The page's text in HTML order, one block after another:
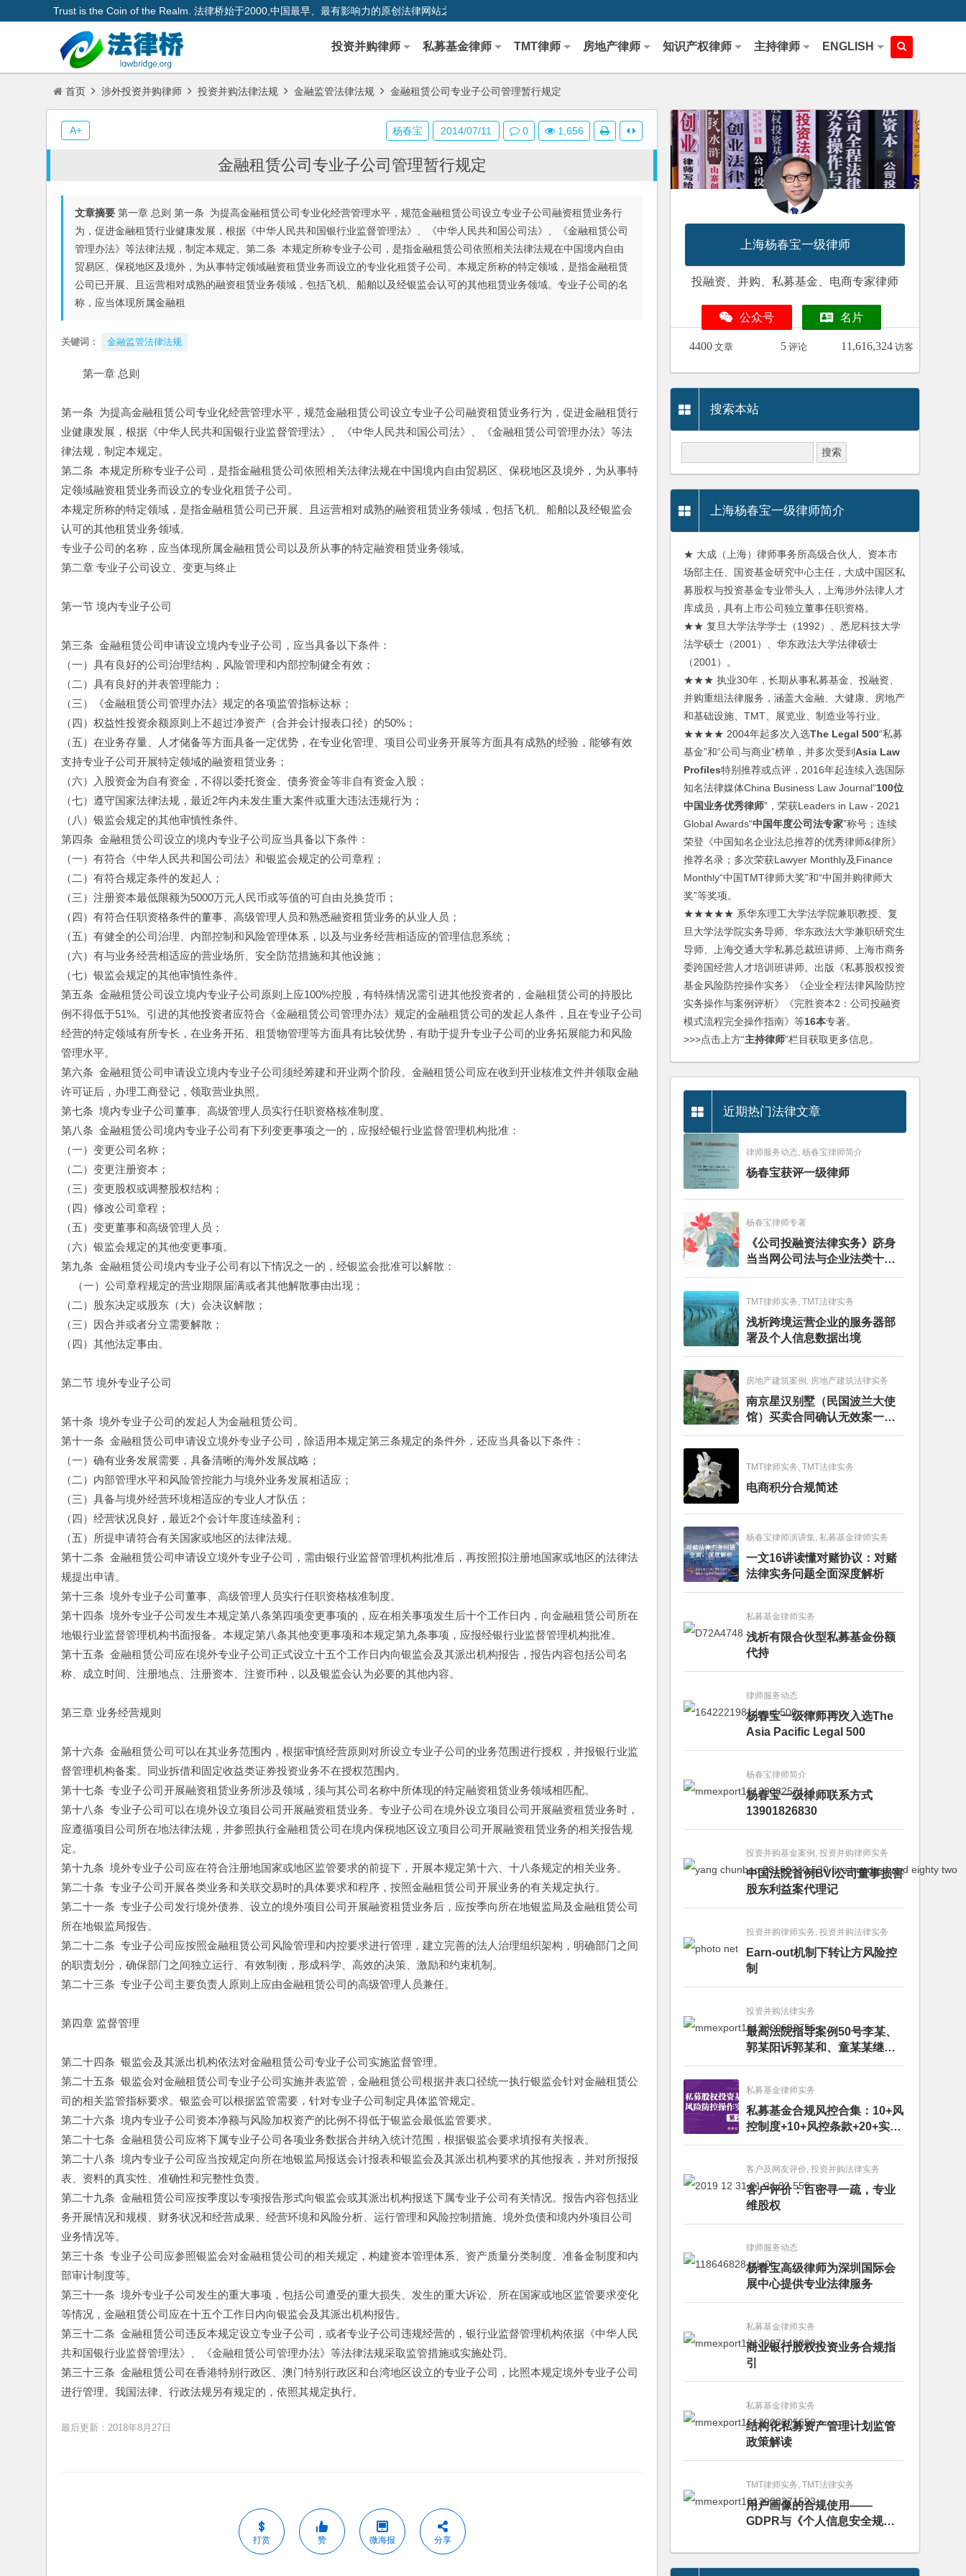
Trust is the Coin of the Realm. 法律桥始于2000,中国最早、最有影响力的原创法律网站之一
投资并购律师 私募基金律师 TMT律师 房地产律师 知识产权律师 主持律师 ENGLISH
首页 涉外投资并购律师 投资并购法律法规 金融监管法律法规 金融租赁公司专业子公司管理暂行规定
金融租赁公司专业子公司管理暂行规定
文章摘要 第一章 总则 第一条 为提高金融租赁公司专业化经营管理水平，规范金融租赁公司设立专业子公司融资租赁业务行
为，促进金融租赁行业健康发展，根据《中华人民共和国银行业监督管理法》、《中华人民共和国公司法》、《金融租赁公司
管理办法》等法律法规，制定本规定。第二条 本规定所称专业子公司，是指金融租赁公司依照相关法律法规在中国境内自由
贸易区、保税地区及境外，为从事特定领域融资租赁业务而设立的专业化租赁子公司。本规定所称的特定领域，是指金融租赁
公司已开展、且运营相对成熟的融资租赁业务领域，包括飞机、船舶以及经银监会认可的其他租赁业务领域。专业子公司的名
称，应当体现所属金融租
关键词： 金融监管法律法规
第一章 总则
第一条  为提高金融租赁公司专业化经营管理水平，规范金融租赁公司设立专业子公司融资租赁业务行为，促进金融租赁行
业健康发展，根据《中华人民共和国银行业监督管理法》、《中华人民共和国公司法》、《金融租赁公司管理办法》等法
律法规，制定本规定。
第二条  本规定所称专业子公司，是指金融租赁公司依照相关法律法规在中国境内自由贸易区、保税地区及境外，为从事特
定领域融资租赁业务而设立的专业化租赁子公司。
本规定所称的特定领域，是指金融租赁公司已开展、且运营相对成熟的融资租赁业务领域，包括飞机、船舶以及经银监会
认可的其他租赁业务领域。
专业子公司的名称，应当体现所属金融租赁公司以及所从事的特定融资租赁业务领域。
第二章 专业子公司设立、变更与终止
第一节 境内专业子公司
第三条  金融租赁公司申请设立境内专业子公司，应当具备以下条件：
（一）具有良好的公司治理结构，风险管理和内部控制健全有效；
（二）具有良好的并表管理能力；
（三）《金融租赁公司管理办法》规定的各项监管指标达标；
（四）权益性投资余额原则上不超过净资产（合并会计报表口径）的50%；
（五）在业务存量、人才储备等方面具备一定优势，在专业化管理、项目公司业务开展等方面具有成熟的经验，能够有效
支持专业子公司开展特定领域的融资租赁业务；
（六）入股资金为自有资金，不得以委托资金、债务资金等非自有资金入股；
（七）遵守国家法律法规，最近2年内未发生重大案件或重大违法违规行为；
（八）银监会规定的其他审慎性条件。
第四条  金融租赁公司设立的境内专业子公司应当具备以下条件：
（一）有符合《中华人民共和国公司法》和银监会规定的公司章程；
（二）有符合规定条件的发起人；
（三）注册资本最低限额为5000万元人民币或等值的可自由兑换货币；
（四）有符合任职资格条件的董事、高级管理人员和熟悉融资租赁业务的从业人员；
（五）有健全的公司治理、内部控制和风险管理体系，以及与业务经营相适应的管理信息系统；
（六）有与业务经营相适应的营业场所、安全防范措施和其他设施；
（七）银监会规定的其他审慎性条件。
第五条  金融租赁公司设立境内专业子公司原则上应100%控股，有特殊情况需引进其他投资者的，金融租赁公司的持股比
例不得低于51%。引进的其他投资者应符合《金融租赁公司管理办法》规定的金融租赁公司的发起人条件，且在专业子公司
经营的特定领域有所专长，在业务开拓、租赁物管理等方面具有比较优势，有助于提升专业子公司的业务拓展能力和风险
管理水平。
第六条  金融租赁公司申请设立境内专业子公司须经筹建和开业两个阶段。金融租赁公司应在收到开业核准文件并领取金融
许可证后，办理工商登记，领取营业执照。
第七条  境内专业子公司董事、高级管理人员实行任职资格核准制度。
第八条  金融租赁公司境内专业子公司有下列变更事项之一的，应报经银行业监督管理机构批准：
（一）变更公司名称；
（二）变更注册资本；
（三）变更股权或调整股权结构；
（四）修改公司章程；
（五）变更董事和高级管理人员；
（六）银监会规定的其他变更事项。
第九条  金融租赁公司境内专业子公司有以下情况之一的，经银监会批准可以解散：
（一）公司章程规定的营业期限届满或者其他解散事由出现；
（二）股东决定或股东（大）会决议解散；
（三）因合并或者分立需要解散；
（四）其他法定事由。
第二节 境外专业子公司
第十条  境外专业子公司的发起人为金融租赁公司。
第十一条  金融租赁公司申请设立境外专业子公司，除适用本规定第三条规定的条件外，还应当具备以下条件：
（一）确有业务发展需要，具备清晰的海外发展战略；
（二）内部管理水平和风险管控能力与境外业务发展相适应；
（三）具备与境外经营环境相适应的专业人才队伍；
（四）经营状况良好，最近2个会计年度连续盈利；
（五）所提申请符合有关国家或地区的法律法规。
第十二条  金融租赁公司申请设立境外专业子公司，需由银行业监督管理机构批准后，再按照拟注册地国家或地区的法律法
规提出申请。
第十三条  境外专业子公司董事、高级管理人员实行任职资格核准制度。
第十四条  境外专业子公司发生本规定第八条第四项变更事项的，应在相关事项发生后十个工作日内，向金融租赁公司所在
地银行业监督管理机构书面报备。本规定第八条其他变更事项和本规定第九条事项，应报经银行业监督管理机构批准。
第十五条  金融租赁公司应在境外专业子公司正式设立十五个工作日内向银监会及其派出机构报告，报告内容包括公司名
称、成立时间、注册地点、注册资本、注资币种，以及银监会认为必要的其他内容。
第三章 业务经营规则
第十六条  金融租赁公司可以在其业务范围内，根据审慎经营原则对所设立专业子公司的业务范围进行授权，并报银行业监
督管理机构备案。同业拆借和固定收益类证券投资业务不在授权范围内。
第十七条  专业子公司开展融资租赁业务所涉及领域，须与其公司名称中所体现的特定融资租赁业务领域相匹配。
第十八条  专业子公司可以在境外设立项目公司开展融资租赁业务。专业子公司在境外设立项目公司开展融资租赁业务时，
应遵循项目公司所在地法律法规，并参照执行金融租赁公司在境内保税地区设立项目公司开展融资租赁业务的相关报告规
定。
第十九条  境外专业子公司应在符合注册地国家或地区监管要求的前提下，开展本规定第十六、十八条规定的相关业务。
第二十条  专业子公司开展各类业务和关联交易时的具体要求和程序，按照金融租赁公司开展业务的有关规定执行。
第二十一条  专业子公司发行境外债券、设立的境外项目公司开展融资租赁业务后，应按季向所在地银监局及金融租赁公司
所在地银监局报告。
第二十二条  专业子公司应按照金融租赁公司风险管理和内控要求进行管理，建立完善的法人治理组织架构，明确部门之间
的职责划分，确保部门之间独立运行、有效制衡，形成科学、高效的决策、激励和约束机制。
第二十三条  专业子公司主要负责人原则上应由金融租赁公司的高级管理人员兼任。
第四章 监督管理
第二十四条  银监会及其派出机构依法对金融租赁公司专业子公司实施监督管理。
第二十五条  银监会对金融租赁公司专业子公司实施并表监管，金融租赁公司根据并表口径统一执行银监会针对金融租赁公
司的相关监管指标要求。银监会可以根据监管需要，针对专业子公司制定具体监管规定。
第二十六条  境内专业子公司资本净额与风险加权资产的比例不得低于银监会最低监管要求。
第二十七条  金融租赁公司应将下属专业子公司各项业务数据合并纳入统计范围，根据银监会要求填报有关报表。
第二十八条  境内专业子公司应当按规定向所在地银监局报送会计报表和银监会及其派出机构要求的其他报表，并对所报报
表、资料的真实性、准确性和完整性负责。
第二十九条  金融租赁公司应按季度以专项报告形式向银监会或其派出机构报送下属专业子公司有关情况。报告内容包括业
务开展情况和规模、财务状况和经营成果、经营环境和风险分析、运行管理和风险控制措施、境外负债和境内外项目公司
业务情况等。
第三十条  专业子公司应参照银监会对金融租赁公司的相关规定，构建资本管理体系、资产质量分类制度、准备金制度和内
部审计制度等。
第三十一条  境外专业子公司发生的重大事项，包括公司遭受的重大损失、发生的重大诉讼、所在国家或地区监管要求变化
等情况，金融租赁公司应在十五个工作日内向银监会及其派出机构报告。
第三十二条  金融租赁公司违反本规定设立专业子公司，或者专业子公司违规经营的，银行业监督管理机构依据《中华人民
共和国银行业监督管理法》、《金融租赁公司管理办法》等法律法规采取监管措施或实施处罚。
第三十三条  金融租赁公司在香港特别行政区、澳门特别行政区和台湾地区设立的专业子公司，比照本规定境外专业子公司
进行管理。我国法律、行政法规另有规定的，依照其规定执行。
最后更新：2018年8月27日
打赏 赞 微海报 分享
杨春宝 2014/07/11 0 1,656
A+
上海杨春宝一级律师
投融资、并购、私募基金、电商专家律师
公众号 名片
4400 文章 5 评论 11,616,324 访客
搜索本站
上海杨春宝一级律师简介
★ 大成（上海）律师事务所高级合伙人、资本市
场部主任、国资基金研究中心主任，大成中国区私
募股权与投资基金专业带头人，上海涉外法律人才
库成员，具有上市公司独立董事任职资格。
★★ 复旦大学法学学士（1992）、悉尼科技大学
法学硕士（2001）、华东政法大学法律硕士
（2001）。
★★★ 执业30年，长期从事私募基金、投融资、
并购重组法律服务，涵盖大金融、大健康、房地产
和基础设施、TMT、展览业、制造业等行业。
★★★★ 2004年起多次入选The Legal 500“私募
基金”和“公司与商业”榜单，并多次受到Asia Law
Profiles特别推荐或点评，2016年起连续入选国际
知名法律媒体China Business Law Journal“100位
中国业务优秀律师”，荣获Leaders in Law - 2021
Global Awards“中国年度公司法专家”称号；连续
荣登《中国知名企业法总推荐的优秀律师&律所》
推荐名录；多次荣获Lawyer Monthly及Finance
Monthly“中国TMT律师大奖”和“中国并购律师大
奖”等奖项。
★★★★★ 系华东理工大学法学院兼职教授、复
旦大学法学院实务导师、华东政法大学兼职研究生
导师、上海交通大学私募总裁班讲师、上海市商务
委跨国经营人才培训班讲师。出版《私募股权投资
基金风险防控操作实务》《企业全程法律风险防控
实务操作与案例评析》《完胜资本2：公司投融资
模式流程完全操作指南》等16本专著。
>>>点击上方“主持律师”栏目获取更多信息。
近期热门法律文章
律师服务动态, 杨春宝律师简介
杨春宝获评一级律师
杨春宝律师专著
《公司投融资法律实务》跻身
当当网公司法与企业法类十大
畅销图书榜
TMT律师实务, TMT法律实务
浅析跨境运营企业的服务器部
署及个人信息数据出境
房地产建筑案例, 房地产建筑法律实务
南京星汉别墅（民国波兰大使
馆）买卖合同确认无效案一审
判决书
TMT律师实务, TMT法律实务
电商积分合规简述
杨春宝律师演讲集, 私募基金律师实务
一文16讲读懂对赌协议：对赌
法律实务问题全面深度解析
私募基金律师实务
浅析有限合伙型私募基金份额
代持
律师服务动态
杨春宝一级律师再次入选The
Asia Pacific Legal 500
杨春宝律师简介
杨春宝一级律师联系方式
13901826830
投资并购基金案例, 投资并购律师实务
中国法院首例BVI公司董事损害
股东利益案代理记
投资并购律师实务, 投资并购法律实务
Earn-out机制下转让方风险控
制
投资并购法律实务
最高法院指导案例50号李某、
郭某阳诉郭某和、童某某继承
纠纷案
私募基金律师实务
私募基金合规风控合集：10+风
控制度+10+风控条款+20+实务
文章+每月动态
客户及网友评价, 投资并购法律实务
客户评价：百密寻一疏，专业
维股权
律师服务动态
杨春宝高级律师为深圳国际会
展中心提供专业法律服务
私募基金律师实务
商业银行股权投资业务合规指
引
私募基金律师实务
结构化私募资产管理计划监管
政策解读
TMT律师实务, TMT法律实务
用户画像的合规使用——
GDPR与《个人信息安全规